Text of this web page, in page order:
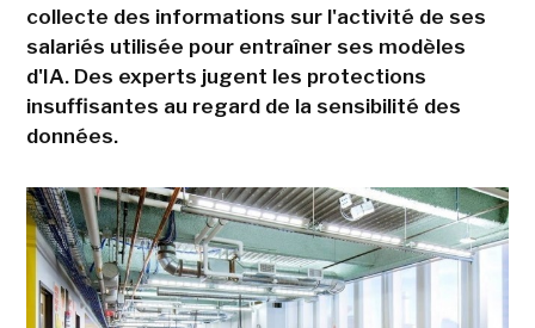
collecte des informations sur l'activité de ses
salariés utilisée pour entraîner ses modèles
d'IA. Des experts jugent les protections
insuffisantes au regard de la sensibilité des
données.